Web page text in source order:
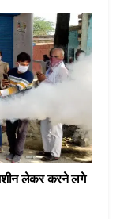
लेकर करने लगे